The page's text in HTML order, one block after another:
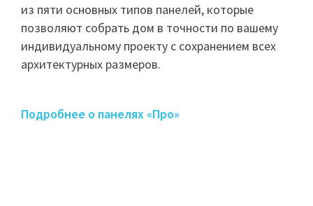
из пяти основных типов панелей, которые
позволяют собрать дом в точности по вашему
индивидуальному проекту с сохранением всех
архитектурных размеров.
Подробнее о панелях «Про»